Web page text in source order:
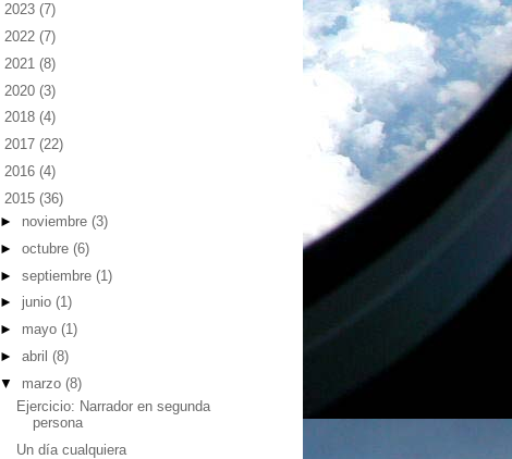
2023 (7)
2022 (7)
2021 (8)
2020 (3)
2018 (4)
2017 (22)
2016 (4)
2015 (36)
► noviembre (3)
► octubre (6)
► septiembre (1)
► junio (1)
► mayo (1)
► abril (8)
▼ marzo (8)
Ejercicio: Narrador en segunda
persona
Un día cualquiera